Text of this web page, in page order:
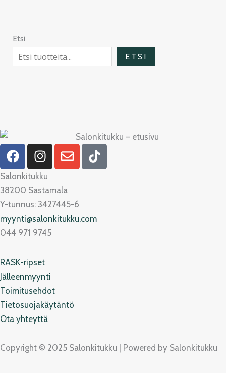
Etsi
ETSI
F
a
c
e
b
o
o
k
I
n
s
t
a
g
r
a
E
n
e
l
o
p
T
i
Salonkitukku
38200 Sastamala
Y-tunnus: 3427445-6
myynti@salonkitukku.com
044 971 9745
RASK-ripset
Jälleenmyynti
Toimitusehdot
Tietosuojakäytäntö
Ota yhteyttä
Copyright © 2025 Salonkitukku | Powered by Salonkitukku